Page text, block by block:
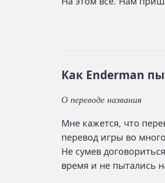
Как Enderman
О переводе названия
Мне кажется, что
перевод игры во
Не сумев
время и не пытались